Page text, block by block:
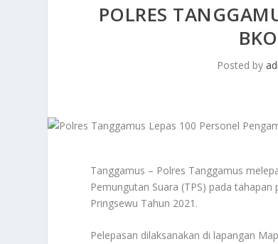
POLRES
Posted by
Tanggamus – Polres Tanggamus
Pemungutan Suara (TPS) pada
Pringsewu Tahun 2021.
Pelepasan dilaksanakan di lapangan